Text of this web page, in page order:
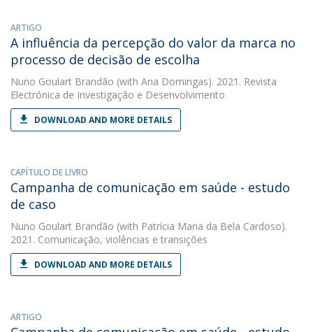
ARTIGO
A influência da percepção do valor da marca no
processo de decisão de escolha
Nuno Goulart Brandão (with Ana Domingas). 2021. Revista
Electrónica de Investigação e Desenvolvimento
DOWNLOAD AND MORE DETAILS
CAPÍTULO DE LIVRO
Campanha de comunicação em saúde - estudo
de caso
Nuno Goulart Brandão (with Patrícia Maria da Bela Cardoso).
2021. Comunicação, violências e transições
DOWNLOAD AND MORE DETAILS
ARTIGO